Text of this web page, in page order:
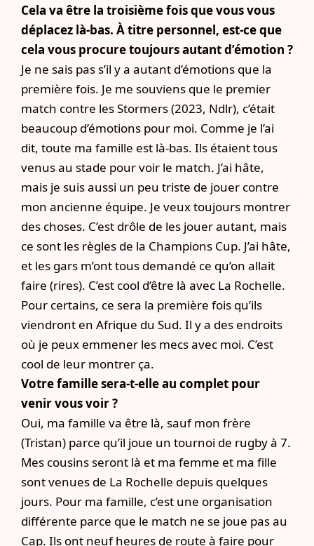
Cela va être la troisième fois que vous vous
déplacez là-bas. À titre personnel, est-ce que
cela vous procure toujours autant d’émotion ?
Je ne sais pas s’il y a autant d’émotions que la
première fois. Je me souviens que le premier
match contre les Stormers (2023, Ndlr), c’était
beaucoup d’émotions pour moi. Comme je l’ai
dit, toute ma famille est là-bas. Ils étaient tous
venus au stade pour voir le match. J’ai hâte,
mais je suis aussi un peu triste de jouer contre
mon ancienne équipe. Je veux toujours montrer
des choses. C’est drôle de les jouer autant, mais
ce sont les règles de la Champions Cup. J’ai hâte,
et les gars m’ont tous demandé ce qu’on allait
faire (rires). C’est cool d’être là avec La Rochelle.
Pour certains, ce sera la première fois qu’ils
viendront en Afrique du Sud. Il y a des endroits
où je peux emmener les mecs avec moi. C’est
cool de leur montrer ça.
Votre famille sera-t-elle au complet pour
venir vous voir ?
Oui, ma famille va être là, sauf mon frère
(Tristan) parce qu’il joue un tournoi de rugby à 7.
Mes cousins seront là et ma femme et ma fille
sont venues de La Rochelle depuis quelques
jours. Pour ma famille, c’est une organisation
différente parce que le match ne se joue pas au
Cap. Ils ont neuf heures de route à faire pour